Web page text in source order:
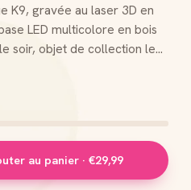
K9, gravée au laser 3D en
LED multicolore en bois
soir, objet de collection le
et utilité. Pokéball
Feu de Kanto,
brûle au bout de sa queue.
reprend ses traits
orange et flamme
dans le cristal massif. Sur une
au panier · €29,99